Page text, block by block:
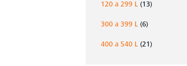
120 a 299 L (13)
300 a 399 L (6)
400 a 540 L (21)